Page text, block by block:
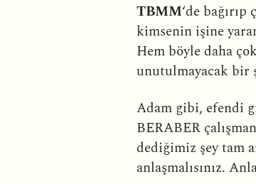
TBMM‘de
kimsenin işine
Hem böyle daha
unutulmayacak bir
Adam gibi, efendi
BERABER
dediğimiz şey tam
anlaşmalısınız.